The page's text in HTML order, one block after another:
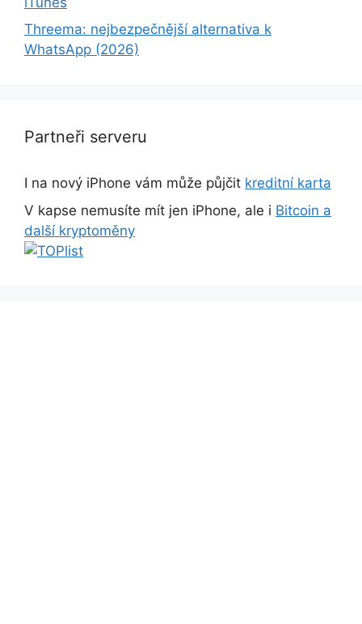
Threema: nejbezpečnější alternativa k
WhatsApp (2026)
Partneři serveru
I na nový iPhone vám může půjčit kreditní karta
V kapse nemusíte mít jen iPhone, ale i Bitcoin a
další kryptoměny